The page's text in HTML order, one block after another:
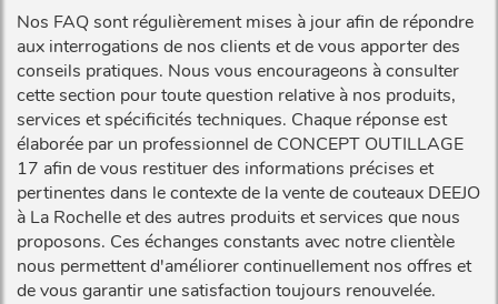
Nos FAQ sont régulièrement mises à jour afin de répondre
aux interrogations de nos clients et de vous apporter des
conseils pratiques. Nous vous encourageons à consulter
cette section pour toute question relative à nos produits,
services et spécificités techniques. Chaque réponse est
élaborée par un professionnel de CONCEPT OUTILLAGE
17 afin de vous restituer des informations précises et
pertinentes dans le contexte de la vente de couteaux DEEJO
à La Rochelle et des autres produits et services que nous
proposons. Ces échanges constants avec notre clientèle
nous permettent d'améliorer continuellement nos offres et
de vous garantir une satisfaction toujours renouvelée.